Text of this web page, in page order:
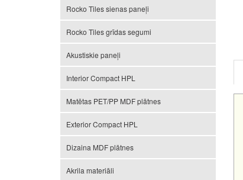
Rocko Tiles sienas paneļi
Rocko Tiles grīdas segumi
Akustiskie paneļi
Interior Compact HPL
Matētas PET/PP MDF plātnes
Exterior Compact HPL
Dizaina MDF plātnes
Akrila materiāli